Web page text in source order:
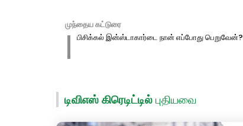
முந்தைய கட்டுரை
பிசிக்கல் இன்ஸ்டாகார்டை நான் எப்போது பெறுவேன்?
டிவிஎஸ் கிரெடிட்டில் புதியவை